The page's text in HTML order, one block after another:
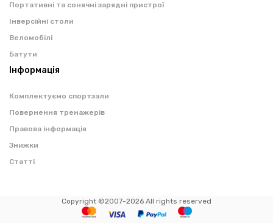
Портативні та сонячні зарядні пристрої
Інверсійні столи
Веломобілі
Батути
Інформація
Комплектуємо спортзали
Повернення тренажерів
Правова інформація
Знижки
Статті
Copyright ©2007-2026 All rights reserved